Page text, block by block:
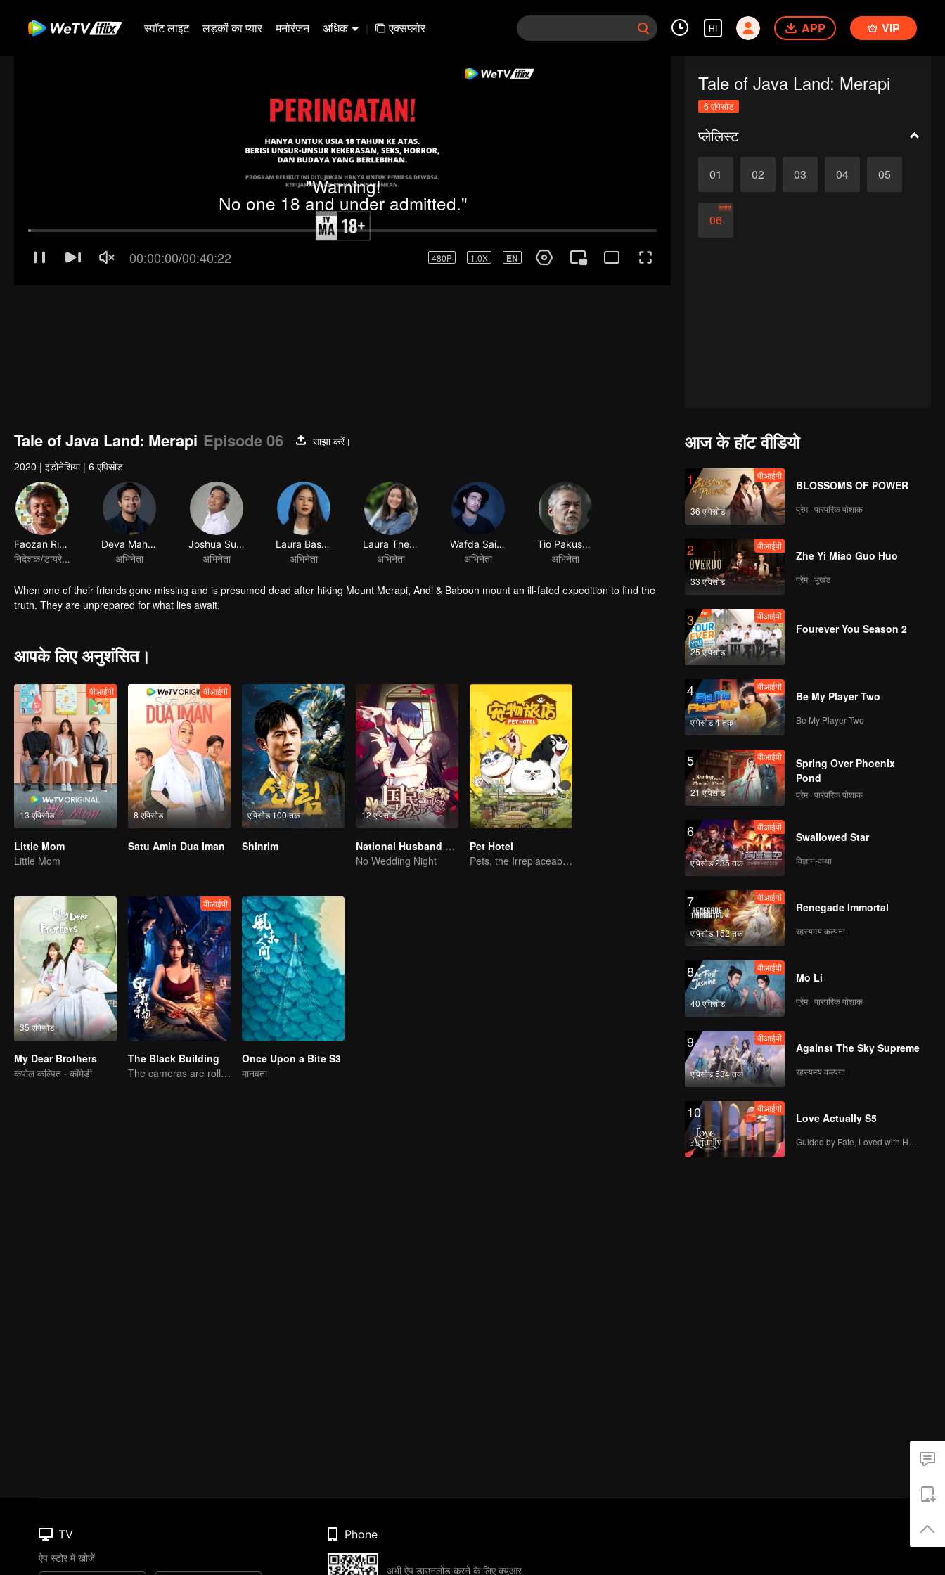
स्पॉट लाइट लड़कों का प्यार मनोरंजन अधिक | एक्सप्लोर HI APP VIP
Tale of Java Land: Merapi
6 एपिसोड
प्लेलिस्ट
01 02 03 04 05
06
समाप्त
Tale of Java Land: Merapi Episode 06
साझा करें।
2020 | इंडोनेशिया | 6 एपिसोड
Faozan Rizal
निदेशक/डायरेक्टर
Deva Mahenra
अभिनेता
Joshua Suherman
अभिनेता
Laura Basuki
अभिनेता
Laura Theux
अभिनेता
Wafda Saifan
अभिनेता
Tio Pakusadewo
अभिनेता
When one of their friends gone missing and is presumed dead after hiking Mount Merapi, Andi & Baboon mount an ill-fated expedition to find the
truth. They are unprepared for what lies await.
आपके लिए अनुशंसित।
13 एपिसोड
वीआईपी
Little Mom
Little Mom
8 एपिसोड
वीआईपी
Satu Amin Dua Iman
एपिसोड 100 तक
Shinrim
12 एपिसोड
National Husband Bring Home SS1
No Wedding Night
Pet Hotel
Pets, the Irreplaceable Families
35 एपिसोड
My Dear Brothers
कपोल कल्पित · कॉमेडी
वीआईपी
The Black Building
The cameras are rolling, but the screams are real.
Once Upon a Bite S3
मानवता
आज के हॉट वीडियो
1
36 एपिसोड
वीआईपी
BLOSSOMS OF POWER
प्रेम · पारंपरिक पोशाक
2
33 एपिसोड
वीआईपी
Zhe Yi Miao Guo Huo
प्रेम · भूखंड
3
25 एपिसोड
वीआईपी
Fourever You Season 2
4
एपिसोड 4 तक
वीआईपी
Be My Player Two
Be My Player Two
5
21 एपिसोड
वीआईपी
Spring Over Phoenix
Pond
प्रेम · पारंपरिक पोशाक
6
एपिसोड 235 तक
वीआईपी
Swallowed Star
विज्ञान-कथा
7
एपिसोड 152 तक
वीआईपी
Renegade Immortal
रहस्यमय कल्पना
8
40 एपिसोड
वीआईपी
Mo Li
प्रेम · पारंपरिक पोशाक
9
एपिसोड 534 तक
वीआईपी
Against The Sky Supreme
रहस्यमय कल्पना
10 वीआईपी
Love Actually S5
TV
ऐप स्टोर में खोजें
Phone
अभी ऐप डाउनलोड करने के लिए क्यूआर